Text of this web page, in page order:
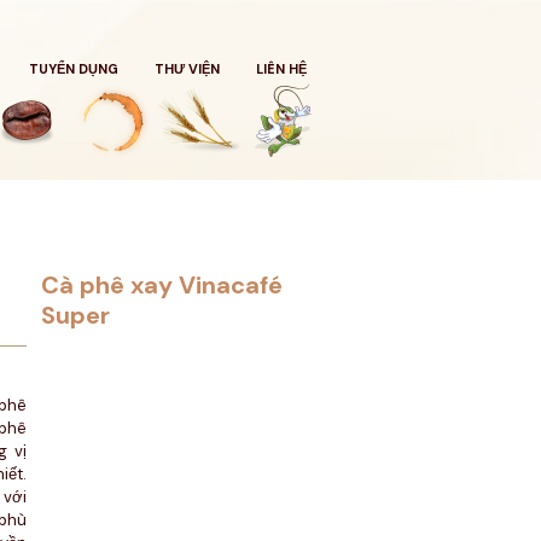
TUYỂN DỤNG THƯ VIỆN LIÊN HỆ
vị
Cà phê xay Vinacafé
Super